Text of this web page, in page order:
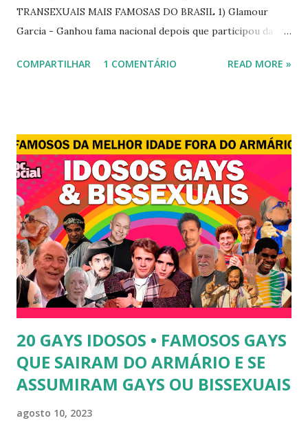
TRANSEXUAIS MAIS FAMOSAS DO BRASIL 1) Glamour
Garcia - Ganhou fama nacional depois que participou da
transexual, Britney. 2) Lea T é uma famosa modelo
disse, ainda, que realizou a cirurgia em busca de ser feliz, e
não para agradar a um homem. 3) Léo Aquilla - Apresenta o
programa "A Tarde é Sua", na Rede TV, ao lado de Sonia
Abrão. A loira também participou do reality show "A
Fazenda", exibido pela Record TV. 4) Thalita Zampirolli -
Thalita Zampirolli é modelo, atriz e empresária. A loira
alcançou a fama após ser apontada como affair do ex-
jogador Romário. 5) Ariadna Arantes - Ariadna Arantes
ficou nacionalmente conhecida após sua ...
COMPARTILHAR 1 COMENTÁRIO READ MORE »
20 GAYS IDOSOS • FAMOSOS GAYS
QUE SAIRAM DO ARMÁRIO E SE
ASSUMIRAM GAYS OU BISSEXUAIS
agosto 10, 2023